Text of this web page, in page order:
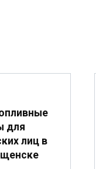
для
лиц в